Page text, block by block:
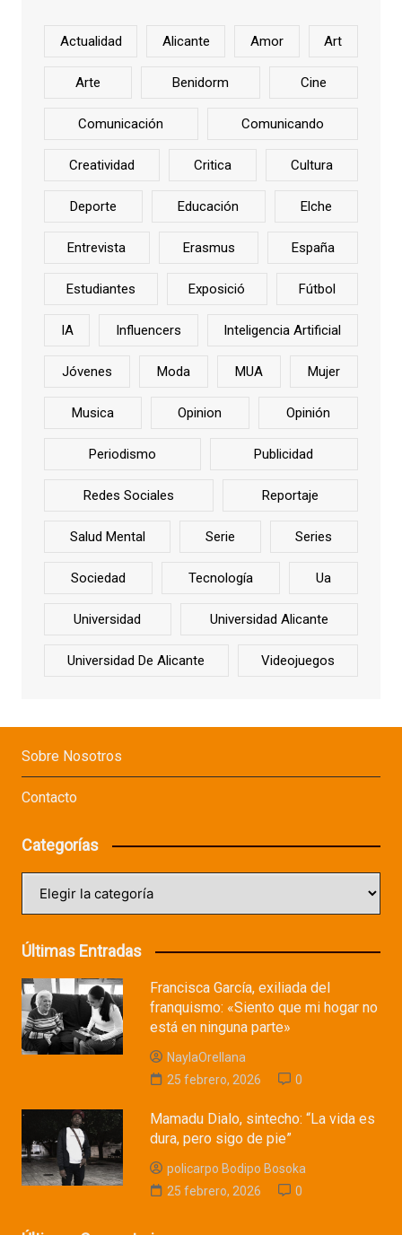
Actualidad Alicante Amor Art
Arte Benidorm Cine
Comunicación Comunicando
Creatividad Critica Cultura
Deporte Educación Elche
Entrevista Erasmus España
Estudiantes Exposició Fútbol
IA Influencers Inteligencia Artificial
Jóvenes Moda MUA Mujer
Musica Opinion Opinión
Periodismo Publicidad
Redes Sociales Reportaje
Salud Mental Serie Series
Sociedad Tecnología Ua
Universidad Universidad Alicante
Universidad De Alicante Videojuegos
Sobre Nosotros
Contacto
Categorías
Últimas Entradas
Francisca García, exiliada del
franquismo: «Siento que mi hogar no
está en ninguna parte»
NaylaOrellana
25 febrero, 2026
0
Mamadu Dialo, sintecho: “La vida es
dura, pero sigo de pie”
policarpo Bodipo Bosoka
25 febrero, 2026
0